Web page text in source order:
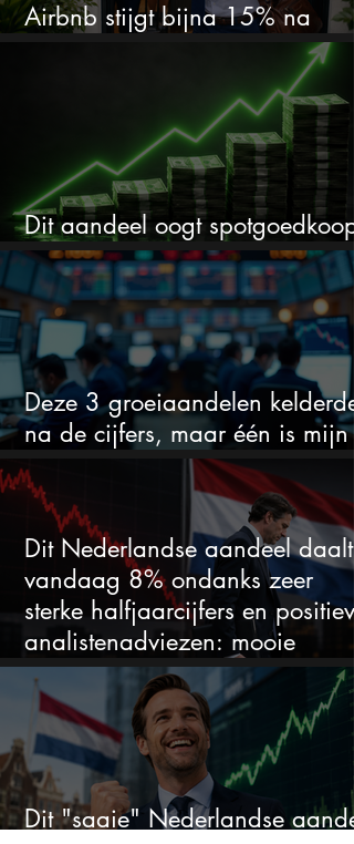
Airbnb stijgt bijna 15% na
cijfers: vooral dit AI-cijfer valt op
Dit aandeel oogt spotgoedkoop
voor hoeveel het kan stijgen
Deze 3 groeiaandelen
na de cijfers, maar één is mijn
duidelijke favoriet
Dit Nederlandse aandeel daalt
vandaag 8% ondanks zeer
sterke halfjaarcijfers en positieve
analistenadviezen: mooie
koopkans?
Dit "saaie" Nederlandse